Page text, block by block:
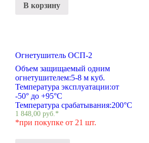
В корзину
Огнетушитель ОСП-2
Объем защищаемый одним
огнетушителем:5-8 м куб.
Температура эксплуатации:от
-50° до +95°С
Температура срабатывания:200°С
1 848,00руб.*
*при покупке от 21 шт.